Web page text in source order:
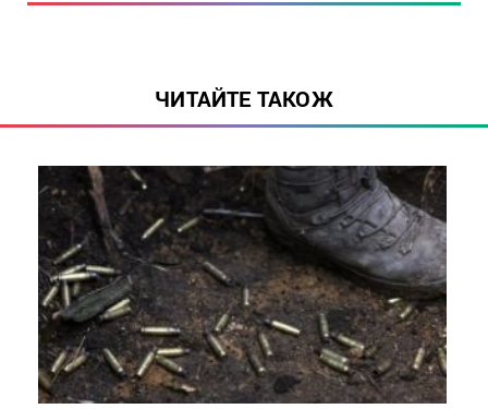
ЧИТАЙТЕ ТАКОЖ